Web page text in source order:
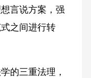
言说方案，强
之间进行转
的三重法理，